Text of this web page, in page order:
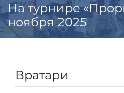
На турнире
ноября 2025
Вратари